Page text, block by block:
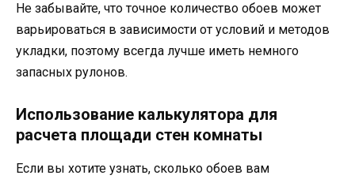
Не забывайте, что точное количество обоев может
варьироваться в зависимости от условий и методов
укладки, поэтому всегда лучше иметь немного
запасных рулонов.
Использование калькулятора для
расчета площади стен комнаты
Если вы хотите узнать, сколько обоев вам